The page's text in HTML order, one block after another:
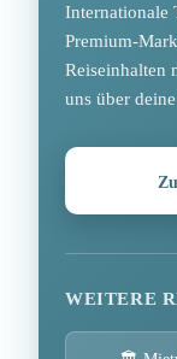
Internationale
Premium-
Reiseinhalten
uns über
WEITERE